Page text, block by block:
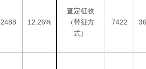
2488 12.26%
查定征收
（带征方
式）
7422